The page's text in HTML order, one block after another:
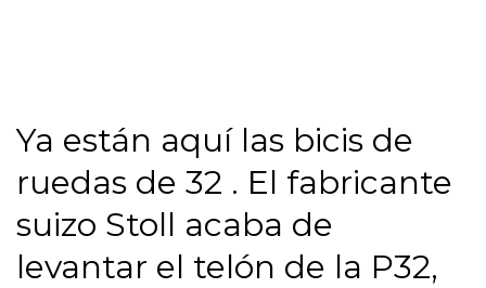
Ya están aquí las bicis de
ruedas de 32 . El fabricante
suizo Stoll acaba de
levantar el telón de la P32,